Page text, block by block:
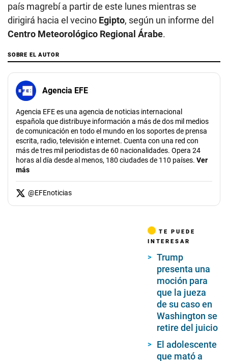
país magrebí a partir de este lunes mientras se
dirigirá hacia el vecino Egipto, según un informe del
Centro Meteorológico Regional Árabe.
SOBRE EL AUTOR
Agencia EFE
Agencia EFE es una agencia de noticias internacional
española que distribuye información a más de dos mil medios
de comunicación en todo el mundo en los soportes de prensa
escrita, radio, televisión e internet. Cuenta con una red con
más de tres mil periodistas de 60 nacionalidades. Opera 24
horas al día desde al menos, 180 ciudades de 110 países. Ver
más
@EFEnoticias
TE PUEDE
INTERESAR
Trump
presenta una
moción para
que la jueza
de su caso en
Washington se
retire del juicio
El adolescente
que mató a